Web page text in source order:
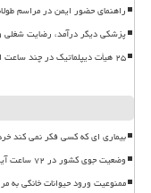
راهنمای حضور ایمن در مراسم
پزشکی دیگر درآمد، رضایت شغلی
۲۵ هیأت دیپلماتیک در چند ساعت از راه فرودگاه مهرآباد پذیرش شدند
بیماری ای که کسی فکر نمی کند
وضعیت جوی کشور در ۷۲ ساعت آینده موج بارندگی های تابستانه در راه ۱۱ استان
ممنوعیت ورود حیوانات خانگی به